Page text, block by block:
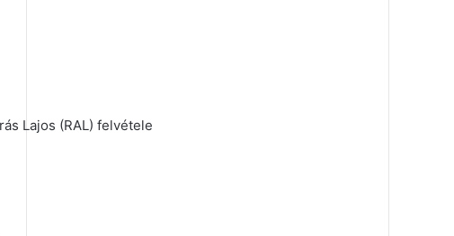
Lajos (RAL) felvétele